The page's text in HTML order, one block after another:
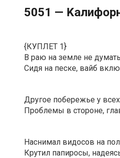
5051 —
{КУПЛЕТ 1}
В раю на земле не
Сидя на песке, вайб
Другое побережье у
Проблемы в стороне,
Наснимал видосов на
Крутил папиросы,